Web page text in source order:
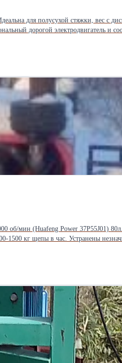
для полусухой стяжки, вес с
дорогой электродвигатель и
машины такого уровня стоят от
- Фанерно-деревянный ящик
1500 кг щепы в час. Устранены
ножей. - комплект новых
и нормальная
прилагается специальный станок для